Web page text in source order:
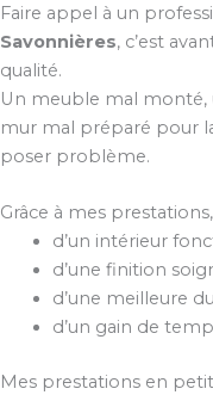
Faire appel à un
Savonnières, c’est
qualité.
Un meuble mal monté,
mur mal préparé pour
poser problème.
Grâce à mes
d’un intérieur
d’une finition
d’une meilleure
d’un gain de
Mes prestations en